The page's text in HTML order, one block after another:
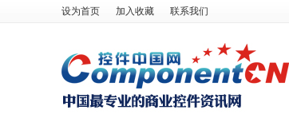
设为首页 加入收藏 联系我们